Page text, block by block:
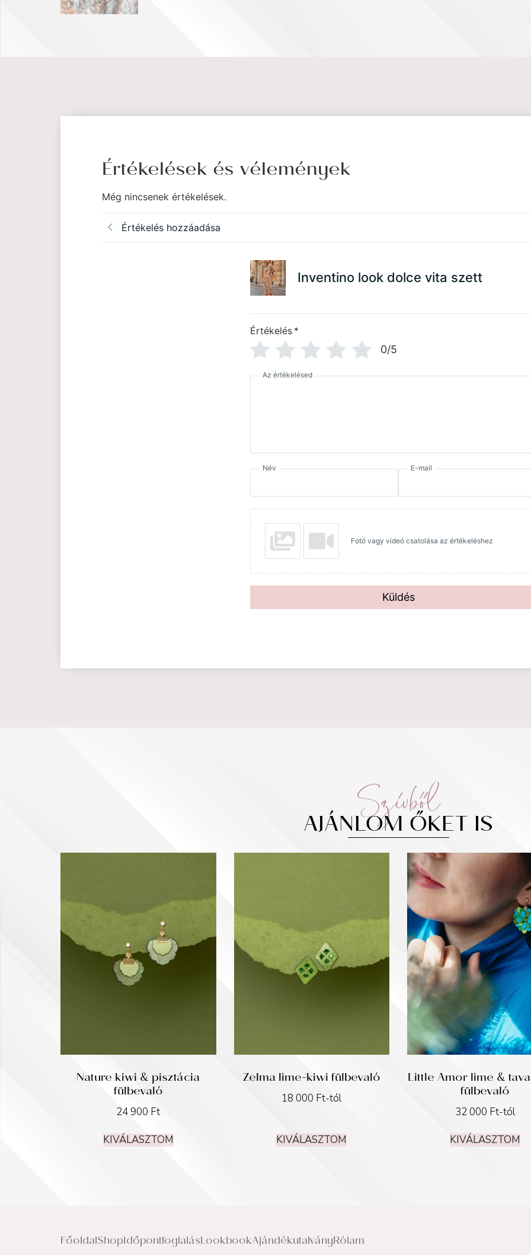
Értékelések és vélemények
Még nincsenek értékelések.
Értékelés hozzáadása
Inventino look dolce vita szett
Értékelés *
0/5
Az értékelésed
Név E-mail
Fotó vagy videó csatolása az értékeléshez
Küldés
Szívből
AJÁNLOM ŐKET IS
Nature kiwi & pisztácia
fülbevaló
24 900 Ft
KIVÁLASZTOM
Zelma lime-kiwi fülbevaló
18 000 Ft-tól
KIVÁLASZTOM
Little Amor lime &
fülbevaló
32 000 Ft-tól
KIVÁLASZTOM
FőoldalShopIdőpontfoglalásLookbookAjándékutalványRólam